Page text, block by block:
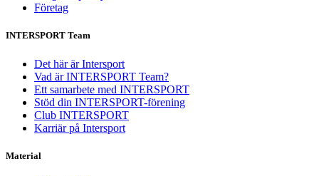
Företag
INTERSPORT Team
Det här är Intersport
Vad är INTERSPORT Team?
Ett samarbete med INTERSPORT
Stöd din INTERSPORT-förening
Club INTERSPORT
Karriär på Intersport
Material